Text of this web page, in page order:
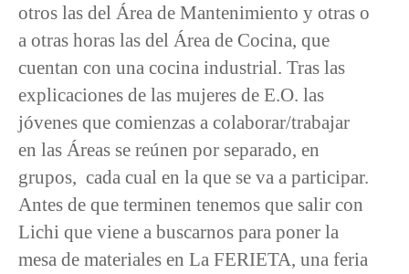
otros las del Área de Mantenimiento y otras o
a otras horas las del Área de Cocina, que
cuentan con una cocina industrial. Tras las
explicaciones de las mujeres de E.O. las
jóvenes que comienzas a colaborar/trabajar
en las Áreas se reúnen por separado, en
grupos, cada cual en la que se va a participar.
Antes de que terminen tenemos que salir con
Lichi que viene a buscarnos para poner la
mesa de materiales en La FERIETA, una feria